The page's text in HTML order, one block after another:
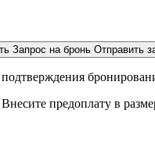
Запрос на бронь Отправить
предоплату в